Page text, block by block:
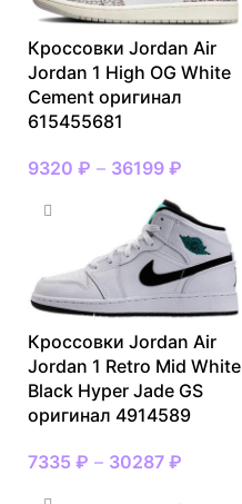
Кроссовки Jordan Air
Jordan 1 High OG White
Cement оригинал
615455681
9320 ₽ – 36199 ₽
Кроссовки Jordan Air
Jordan 1 Retro Mid White
Black Hyper Jade GS
оригинал 4914589
7335 ₽ – 30287 ₽